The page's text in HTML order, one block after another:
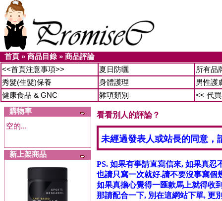
首頁 » 商品目錄» 商品評論
<<首頁注意事項>>
夏日防曬
所有品
秀髮(生髮)保養
身體護理
男性護
健康食品 & GNC
雜項類別
<< 代
購物車
空的...
新上架商品
看看別人的評論？
未經過發表人或站長的同意，
PS. 如果有事請直寫信來, 如果真忍
也請只寫一次就好.請不要沒事寫個
如果真擔心覺得一匯款馬上就得收
那請配合一下, 別在這網站下單, 更